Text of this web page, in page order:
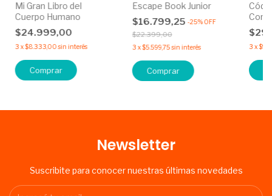
Mi Gran Libro del
Cuerpo Humano
$24.999,00
3 x$8.333,00 sin interés
Escape Book Junior
$16.799,25 -25%OFF
$22.399,00
3 x$5.599,75 sin interés
Comprar
3 x
Newsletter
Suscribite para conocer nuestras últimas novedades